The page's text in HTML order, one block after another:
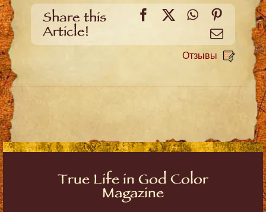
Share this
Article!
Facebook
X WhatsApp
Email
Отзывы
True Life in God Color
Magazine